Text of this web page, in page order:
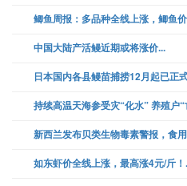
鲫鱼周报：多品种全线上涨，鲫鱼
中国大陆产活鳗近期或将涨价...
日本国内各县鳗苗捕捞12月起已正
如东虾价全线上涨，最高涨4元/斤！